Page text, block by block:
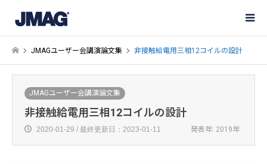
JMAGユーザー会講演論文集 非接触給電用三相12コイルの設計
JMAGユーザー会講演論文集
非接触給電用三相12コイルの設計
2020-01-29 / 最終更新日：2023-01-11 発表年: 2019年